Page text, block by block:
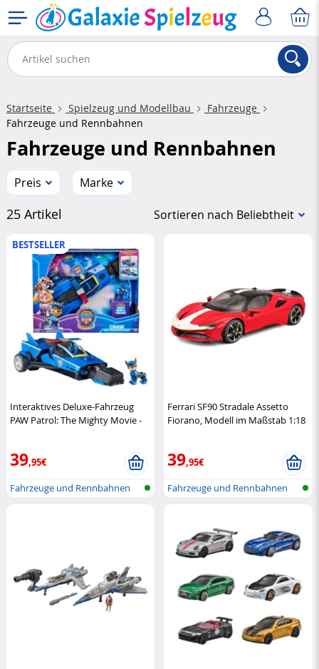
Startseite Spielzeug und Modellbau
Fahrzeuge
Fahrzeuge und Rennbahnen
Fahrzeuge und Rennbahnen
Preis Marke
25 Artikel Sortieren nach Beliebtheit
BESTSELLER
Interaktives Deluxe-Fahrzeug
PAW Patrol: The Mighty Movie -
39,95€
Fahrzeuge und Rennbahnen
Ferrari SF90 Stradale Assetto
Fiorano, Modell im Maßstab 1:18
39,95€
Fahrzeuge und Rennbahnen